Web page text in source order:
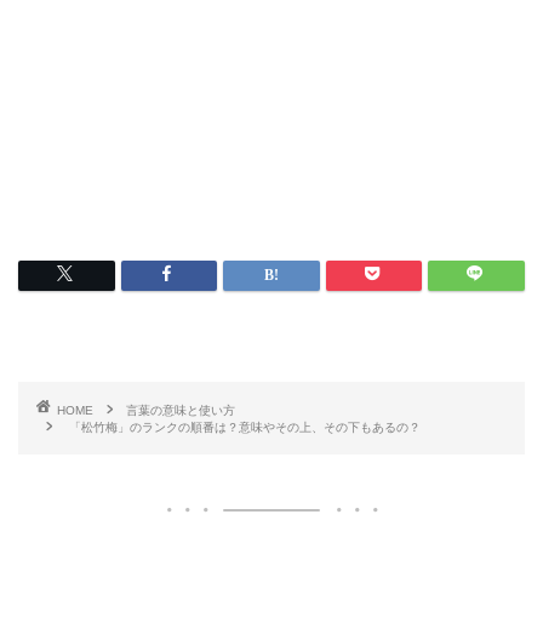
HOME
言葉の意味と使い方
「松竹梅」のランクの順番は？意味やその上、その下もあるの？